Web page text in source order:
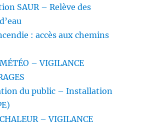
SAUR – Relève des
: accès aux chemins
– VIGILANCE
du public – Installation
– VIGILANCE